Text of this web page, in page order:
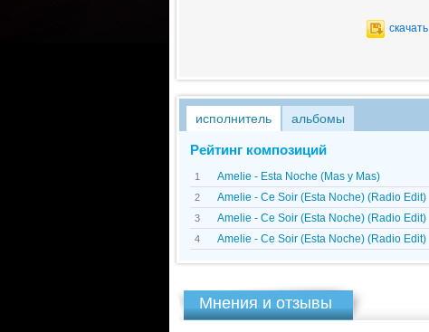
скачать
исполнитель альбомы
Рейтинг композиций
1 Amelie - Esta Noche (Mas y Mas)
2
Amelie - Ce Soir (Esta Noche) (Radio Edit)
3
Amelie - Ce Soir (Esta Noche) (Radio Edit)
4
Amelie - Ce Soir (Esta Noche) (Radio Edit)
Мнения и отзывы